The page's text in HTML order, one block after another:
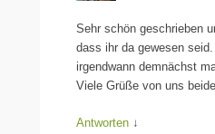
Sehr schön geschrieben
dass ihr da gewesen
irgendwann demnächst
Viele Grüße von uns
Antworten ↓